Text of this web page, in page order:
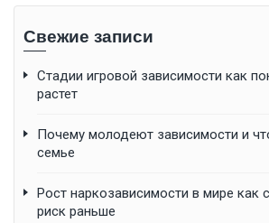
Свежие записи
Стадии игровой зависимости как
растет
Почему молодеют зависимости и
семье
Рост наркозависимости в мире как
риск раньше